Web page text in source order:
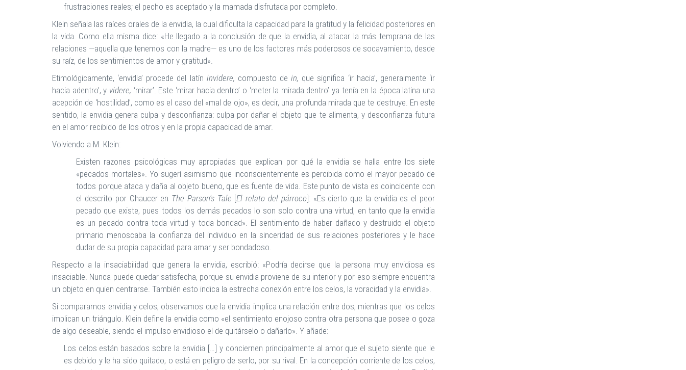
frustraciones reales; el pecho es aceptado y la mamada disfrutada por completo.
Klein señala las raíces orales de la envidia, la cual dificulta la capacidad para la gratitud y la felicidad posteriores en
la vida. Como ella misma dice: «He llegado a la conclusión de que la envidia, al atacar la más temprana de las
relaciones —aquella que tenemos con la madre— es uno de los factores más poderosos de socavamiento, desde
su raíz, de los sentimientos de amor y gratitud».
Etimológicamente, ‘envidia’ procede del latín invidere, compuesto dein, que significa ‘ir hacia’, generalmente ‘ir
hacia adentro’, y videre, ‘mirar’. Este ‘mirar hacia dentro’ o ‘meter la mirada dentro’ ya tenía en la época latina una
acepción de ‘hostilidad’, como es el caso del «mal de ojo», es decir, una profunda mirada que te destruye. En este
sentido, la envidia genera culpa y desconfianza: culpa por dañar el objeto que te alimenta, y desconfianza futura
en el amor recibido de los otros y en la propia capacidad de amar.
Volviendo a M. Klein:
Existen razones psicológicas muy apropiadas que explican por qué la envidia se halla entre los siete
«pecados mortales». Yo sugerí asimismo que inconscientemente es percibida como el mayor pecado de
todos porque ataca y daña al objeto bueno, que es fuente de vida. Este punto de vista es coincidente con
el descrito por Chaucer en The Parson's Tale [El relato del párroco]: «Es cierto que la envidia es el peor
pecado que existe, pues todos los demás pecados lo son solo contra una virtud, en tanto que la envidia
es un pecado contra toda virtud y toda bondad». El sentimiento de haber dañado y destruido el objeto
primario menoscaba la confianza del individuo en la sinceridad de sus relaciones posteriores y le hace
dudar de su propia capacidad para amar y ser bondadoso.
Respecto a la insaciabilidad que genera la envidia, escribió: «Podría decirse que la persona muy envidiosa es
insaciable. Nunca puede quedar satisfecha, porque su envidia proviene de su interior y por eso siempre encuentra
un objeto en quien centrarse. También esto indica la estrecha conexión entre los celos, la voracidad y la envidia».
Si comparamos envidia y celos, observamos que la envidia implica una relación entre dos, mientras que los celos
implican un triángulo. Klein define la envidia como «el sentimiento enojoso contra otra persona que posee o goza
de algo deseable, siendo el impulso envidioso el de quitárselo o dañarlo». Y añade:
Los celos están basados sobre la envidia […] y conciernen principalmente al amor que el sujeto siente que le
es debido y le ha sido quitado, o está en peligro de serlo, por su rival. En la concepción corriente de los celos,